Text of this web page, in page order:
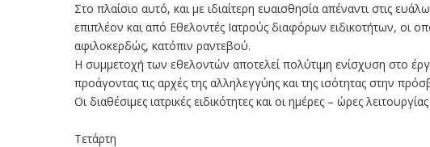
Στο πλαίσιο αυτό, και με ιδιαίτερη ευαισθησία απέναντι στις
επιπλέον και από Εθελοντές Ιατρούς διαφόρων ειδικοτήτων, οι
αφιλοκερδώς, κατόπιν ραντεβού.
Η συμμετοχή των εθελοντών αποτελεί πολύτιμη ενίσχυση στο
προάγοντας τις αρχές της αλληλεγγύης και της ισότητας στην
Οι διαθέσιμες ιατρικές ειδικότητες και οι ημέρες – ώρες λειτουργίας
Τετάρτη